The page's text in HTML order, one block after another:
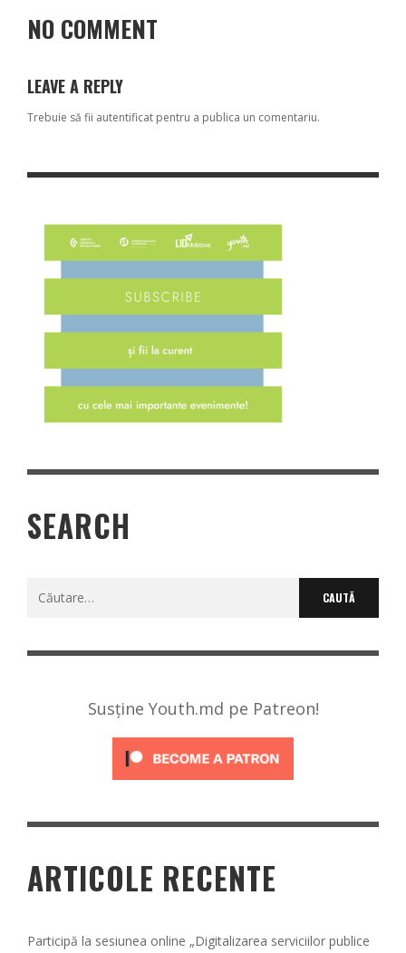
NO COMMENT
LEAVE A REPLY
Trebuie să fii autentificat pentru a publica un comentariu.
SEARCH
Caută
Susține Youth.md pe Patreon!
ARTICOLE RECENTE
Participă la sesiunea online „Digitalizarea serviciilor publice